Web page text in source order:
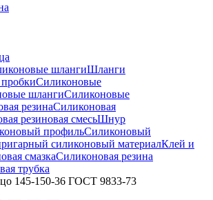
шлангиШланги
Силиконовые
шлангиСиликоновые
резинаСиликоновая
резиновая смесьШнур
профильСиликоновый
силиконовый материалКлей и
смазкаСиликоновая резина
трубка
145-150-36 ГОСТ 9833-73